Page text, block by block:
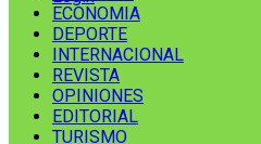
ECONOMIA
DEPORTE
INTERNACIONAL
REVISTA
OPINIONES
EDITORIAL
TURISMO